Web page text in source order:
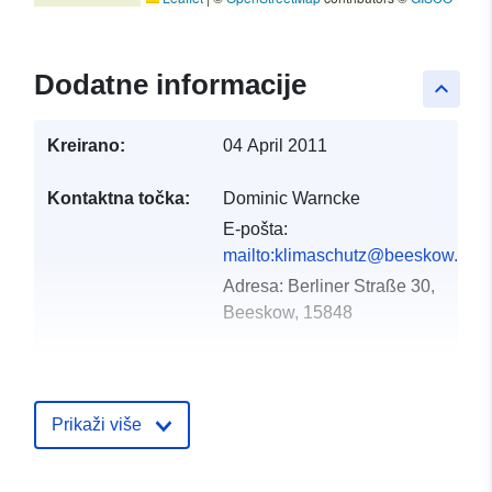
keyboard_arrow_up
Dodatne informacije
Kreirano: 04 April 2011
Kontaktna točka:
Dominic Warncke
E-pošta:
mailto:klimaschutz@beeskow.de
Adresa: Berliner Straße 30,
Beeskow, 15848
Prikaži više